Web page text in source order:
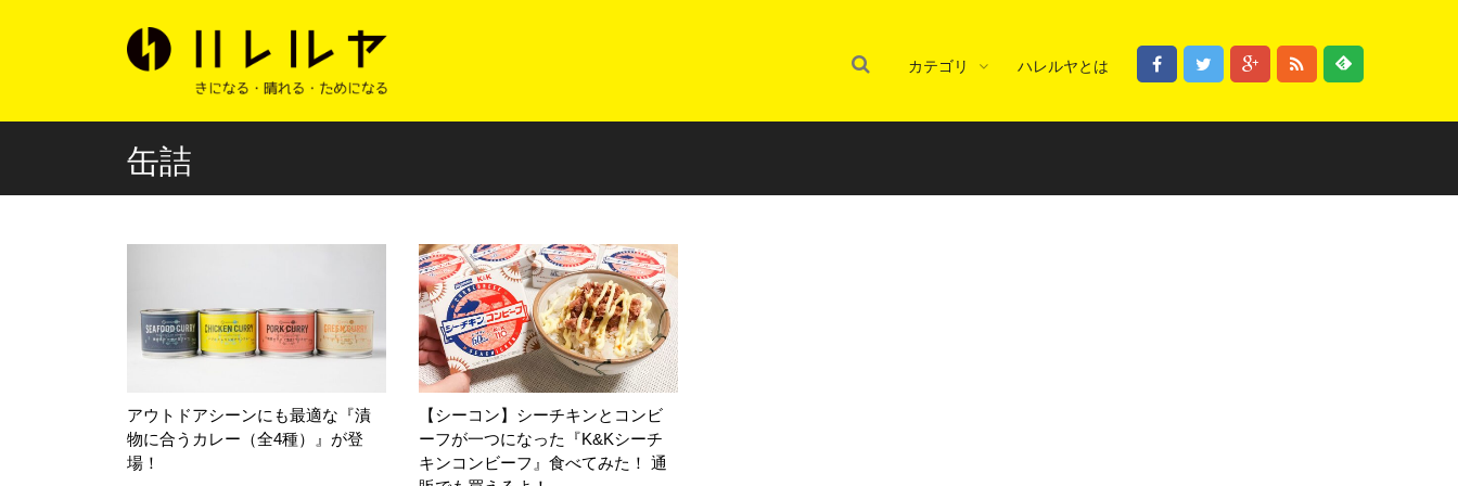
カテゴリ ハレルヤとは
缶詰
アウトドアシーンにも最適な『漬
物に合うカレー（全4種）』が登
場！
【シーコン】シーチキンとコンビ
ーフが一つになった『K&Kシーチ
キンコンビーフ』食べてみた！ 通